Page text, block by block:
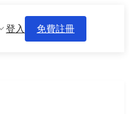
登入 免費註冊